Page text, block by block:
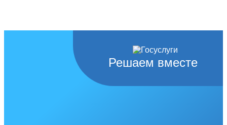
Решаем вместе